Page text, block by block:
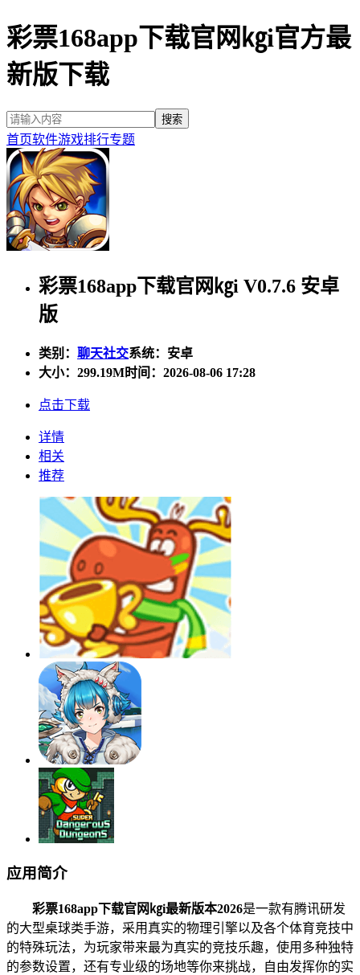
彩票168app下载官网㎏i官方最
新版下载
首页软件游戏排行专题
彩票168app下载官网㎏i V0.7.6 安卓
版
类别： 聊天社交系统：安卓
大小： 299.19M时间：2026-08-06 17:28
点击下载
详情
相关
推荐
应用简介
彩票168app下载官网㎏i最新版本2026是一款有腾讯研发
的大型桌球类手游，采用真实的物理引擎以及各个体育竞技中
的特殊玩法，为玩家带来最为真实的竞技乐趣，使用多种独特
的参数设置，还有专业级的场地等你来挑战，自由发挥你的实